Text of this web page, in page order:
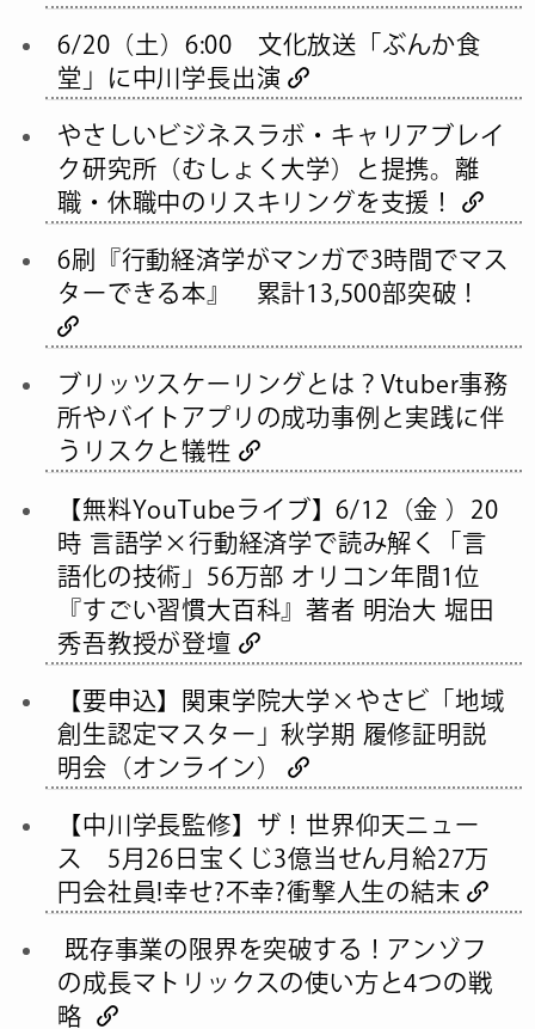
6/20（土）6:00 文化放送「ぶんか食
堂」に中川学長出演
やさしいビジネスラボ・キャリアブレイ
ク研究所（むしょく大学）と提携。離
職・休職中のリスキリングを支援！
6刷『行動経済学がマンガで3時間でマス
ターできる本』 累計13,500部突破！
ブリッツスケーリングとは？Vtuber事務
所やバイトアプリの成功事例と実践に伴
うリスクと犠牲
【無料YouTubeライブ】6/12（金 ）20
時 言語学×行動経済学で読み解く「言
語化の技術」56万部 オリコン年間1位
『すごい習慣大百科』著者 明治大 堀田
秀吾教授が登壇
【要申込】関東学院大学×やさビ「地域
創生認定マスター」秋学期 履修証明説
明会（オンライン）
【中川学長監修】ザ！世界仰天ニュー
ス 5月26日宝くじ3億当せん月給27万
円会社員!幸せ?不幸?衝撃人生の結末
既存事業の限界を突破する！アンゾフ
の成長マトリックスの使い方と4つの戦
略